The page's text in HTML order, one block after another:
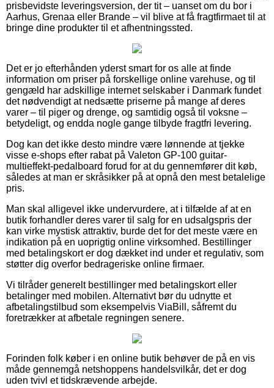
prisbevidste leveringsversion, der tit – uanset om du bor i
Aarhus, Grenaa eller Brande – vil blive at få fragtfirmaet til at
bringe dine produkter til et afhentningssted.
Det er jo efterhånden yderst smart for os alle at finde
information om priser på forskellige online varehuse, og til
gengæld har adskillige internet selskaber i Danmark fundet
det nødvendigt at nedsætte priserne på mange af deres
varer – til piger og drenge, og samtidig også til voksne –
betydeligt, og endda nogle gange tilbyde fragtfri levering.
Dog kan det ikke desto mindre være lønnende at tjekke
visse e-shops efter rabat på Valeton GP-100 guitar-
multieffekt-pedalboard forud for at du gennemfører dit køb,
således at man er skråsikker på at opnå den mest betalelige
pris.
Man skal alligevel ikke undervurdere, at i tilfælde af at en
butik forhandler deres varer til salg for en udsalgspris der
kan virke mystisk attraktiv, burde det for det meste være en
indikation på en uoprigtig online virksomhed. Bestillinger
med betalingskort er dog dækket ind under et regulativ, som
støtter dig overfor bedrageriske online firmaer.
Vi tilråder generelt bestillinger med betalingskort eller
betalinger med mobilen. Alternativt bør du udnytte et
afbetalingstilbud som eksempelvis ViaBill, såfremt du
foretrækker at afbetale regningen senere.
Forinden folk køber i en online butik behøver de på en vis
måde gennemgå netshoppens handelsvilkår, det er dog
uden tvivl et tidskrævende arbejde.